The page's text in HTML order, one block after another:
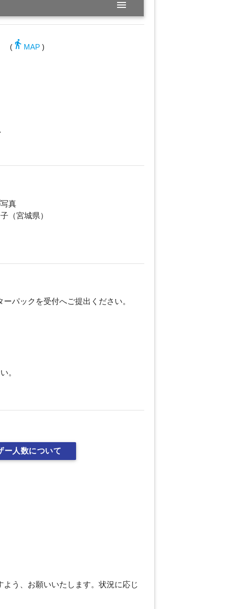
menu
( directions_walk MAP )
（宮城県）
パックを受付へご提出ください。
。
ー人数について
う、お願いいたします。状況に応じ